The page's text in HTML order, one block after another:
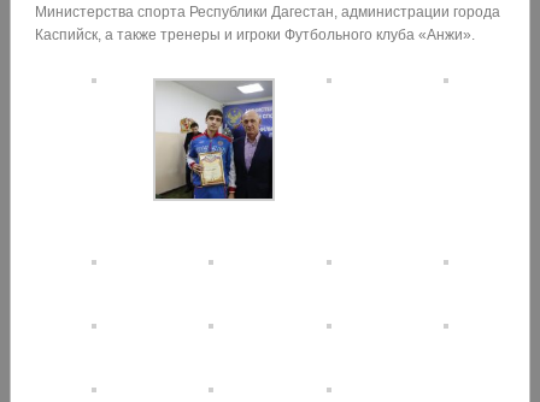
Министерства спорта Республики Дагестан, администрации города
Каспийск, а также тренеры и игроки Футбольного клуба «Анжи».